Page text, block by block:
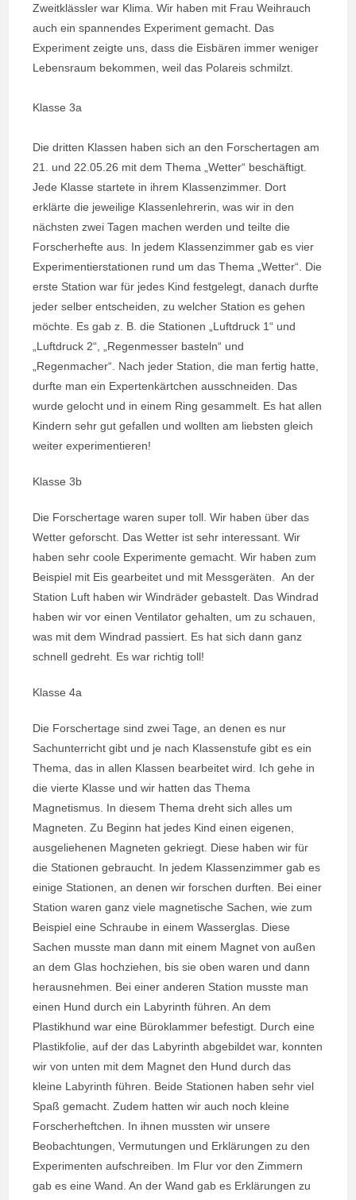
Zweitklässler war Klima. Wir haben mit Frau Weihrauch
auch ein spannendes Experiment gemacht. Das
Experiment zeigte uns, dass die Eisbären immer weniger
Lebensraum bekommen, weil das Polareis schmilzt.
Klasse 3a
Die dritten Klassen haben sich an den Forschertagen am
21. und 22.05.26 mit dem Thema „Wetter“ beschäftigt.
Jede Klasse startete in ihrem Klassenzimmer. Dort
erklärte die jeweilige Klassenlehrerin, was wir in den
nächsten zwei Tagen machen werden und teilte die
Forscherhefte aus. In jedem Klassenzimmer gab es vier
Experimentierstationen rund um das Thema „Wetter“. Die
erste Station war für jedes Kind festgelegt, danach durfte
jeder selber entscheiden, zu welcher Station es gehen
möchte. Es gab z. B. die Stationen „Luftdruck 1“ und
„Luftdruck 2“, „Regenmesser basteln“ und
„Regenmacher“. Nach jeder Station, die man fertig hatte,
durfte man ein Expertenkärtchen ausschneiden. Das
wurde gelocht und in einem Ring gesammelt. Es hat allen
Kindern sehr gut gefallen und wollten am liebsten gleich
weiter experimentieren!
Klasse 3b
Die Forschertage waren super toll. Wir haben über das
Wetter geforscht. Das Wetter ist sehr interessant. Wir
haben sehr coole Experimente gemacht. Wir haben zum
Beispiel mit Eis gearbeitet und mit Messgeräten. An der
Station Luft haben wir Windräder gebastelt. Das Windrad
haben wir vor einen Ventilator gehalten, um zu schauen,
was mit dem Windrad passiert. Es hat sich dann ganz
schnell gedreht. Es war richtig toll!
Klasse 4a
Die Forschertage sind zwei Tage, an denen es nur
Sachunterricht gibt und je nach Klassenstufe gibt es ein
Thema, das in allen Klassen bearbeitet wird. Ich gehe in
die vierte Klasse und wir hatten das Thema
Magnetismus. In diesem Thema dreht sich alles um
Magneten. Zu Beginn hat jedes Kind einen eigenen,
ausgeliehenen Magneten gekriegt. Diese haben wir für
die Stationen gebraucht. In jedem Klassenzimmer gab es
einige Stationen, an denen wir forschen durften. Bei einer
Station waren ganz viele magnetische Sachen, wie zum
Beispiel eine Schraube in einem Wasserglas. Diese
Sachen musste man dann mit einem Magnet von außen
an dem Glas hochziehen, bis sie oben waren und dann
herausnehmen. Bei einer anderen Station musste man
einen Hund durch ein Labyrinth führen. An dem
Plastikhund war eine Büroklammer befestigt. Durch eine
Plastikfolie, auf der das Labyrinth abgebildet war, konnten
wir von unten mit dem Magnet den Hund durch das
kleine Labyrinth führen. Beide Stationen haben sehr viel
Spaß gemacht. Zudem hatten wir auch noch kleine
Forscherheftchen. In ihnen mussten wir unsere
Beobachtungen, Vermutungen und Erklärungen zu den
Experimenten aufschreiben. Im Flur vor den Zimmern
gab es eine Wand. An der Wand gab es Erklärungen zu